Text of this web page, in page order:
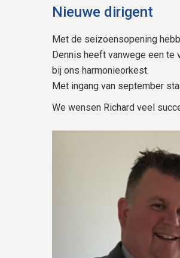
Nieuwe dirigent
Met de seizoensopening
Dennis heeft vanwege een te
bij ons harmonieorkest.
Met ingang van september
We wensen Richard veel